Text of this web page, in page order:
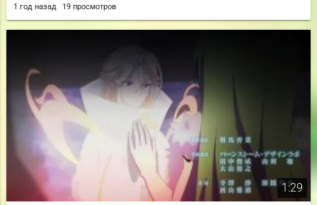
1 год назад 19 просмотров
1:29